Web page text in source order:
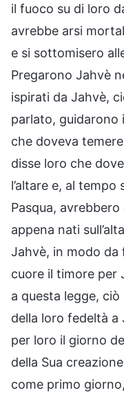
il fuoco su di loro
avrebbe arsi
e si sottomisero
Pregarono Jahvè
ispirati da Jahvè,
parlato, guidarono
che doveva
disse loro che
l’altare e, al
Pasqua,
appena nati
Jahvè, in modo da
cuore il timore per
a questa legge,
della loro fedeltà a
per loro il giorno
della Sua
come primo